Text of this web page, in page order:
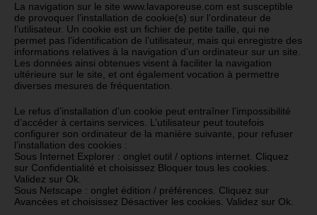
La navigation sur le site www.lavaporeuse.com est susceptible
de provoquer l’installation de cookie(s) sur l’ordinateur de
l’utilisateur. Un cookie est un fichier de petite taille, qui ne
permet pas l’identification de l’utilisateur, mais qui enregistre des
informations relatives à la navigation d’un ordinateur sur un site.
Les données ainsi obtenues visent à faciliter la navigation
ultérieure sur le site, et ont également vocation à permettre
diverses mesures de fréquentation.
Le refus d’installation d’un cookie peut entraîner l’impossibilité
d’accéder à certains services. L’utilisateur peut toutefois
configurer son ordinateur de la manière suivante, pour refuser
l’installation des cookies :
Sous Internet Explorer : onglet outil / options internet. Cliquez
sur Confidentialité et choisissez Bloquer tous les cookies.
Validez sur Ok.
Sous Netscape : onglet édition / préférences. Cliquez sur
Avancées et choisissez Désactiver les cookies. Validez sur Ok.